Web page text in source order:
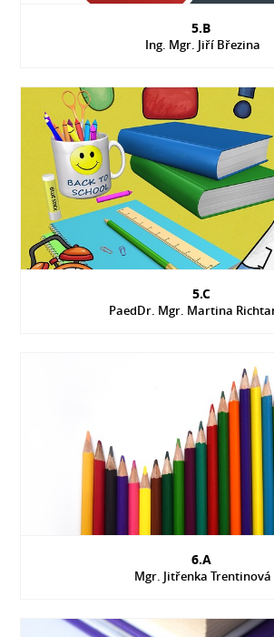
5.B
Ing. Mgr. Jiří Březina
5.C
PaedDr. Mgr. Martina
6.A
Mgr. Jitřenka Trentinová